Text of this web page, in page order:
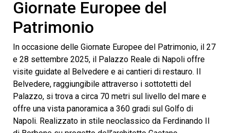
Giornate Europee del
Patrimonio
In occasione delle Giornate Europee del Patrimonio, il 27
e 28 settembre 2025, il Palazzo Reale di Napoli offre
visite guidate al Belvedere e ai cantieri di restauro. Il
Belvedere, raggiungibile attraverso i sottotetti del
Palazzo, si trova a circa 70 metri sul livello del mare e
offre una vista panoramica a 360 gradi sul Golfo di
Napoli. Realizzato in stile neoclassico da Ferdinando II